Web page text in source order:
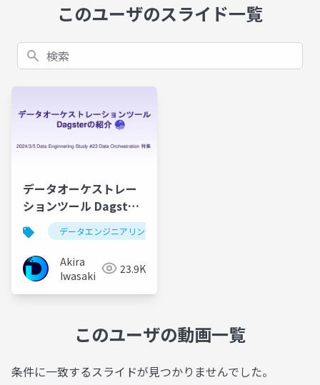
このユーザのスライド一覧
検索
データオーケストレー
ションツール Dagster
の紹介 データエンジニアリング
Akira
Iwasaki
23.9K
このユーザの動画一覧
条件に一致するスライドが見つかりませんでした。